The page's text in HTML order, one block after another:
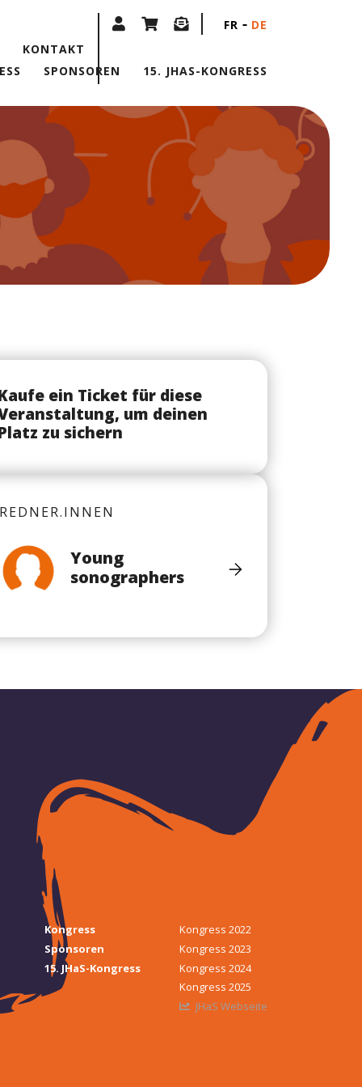
SPONSOREN 15. JHAS-KONGRESS
KONTAKT
FR DE
ein Ticket für diese
um deinen
zu sichern
Young
sonographers
Kongress
Sponsoren
15. JHaS-Kongress
Kongress 2022
Kongress 2023
Kongress 2024
Kongress 2025
JHaS Webseite